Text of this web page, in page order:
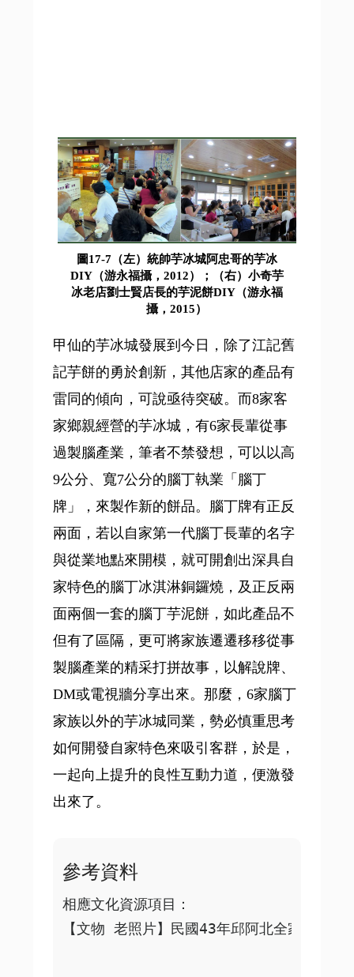
圖17-7（左）統帥芋冰城阿忠哥的芋冰
DIY（游永福攝，2012）；（右）小奇芋
冰老店劉士賢店長的芋泥餅DIY（游永福
攝，2015）
甲仙的芋冰城發展到今日，除了江記舊
記芋餅的勇於創新，其他店家的產品有
雷同的傾向，可說亟待突破。而8家客
家鄉親經營的芋冰城，有6家長輩從事
過製腦產業，筆者不禁發想，可以以高
9公分、寬7公分的腦丁執業「腦丁
牌」，來製作新的餅品。腦丁牌有正反
兩面，若以自家第一代腦丁長輩的名字
與從業地點來開模，就可開創出深具自
家特色的腦丁冰淇淋銅鑼燒，及正反兩
面兩個一套的腦丁芋泥餅，如此產品不
但有了區隔，更可將家族遷遷移移從事
製腦產業的精采打拼故事，以解說牌、
DM或電視牆分享出來。那麼，6家腦丁
家族以外的芋冰城同業，勢必慎重思考
如何開發自家特色來吸引客群，於是，
一起向上提升的良性互動力道，便激發
出來了。
參考資料
相應文化資源項目：